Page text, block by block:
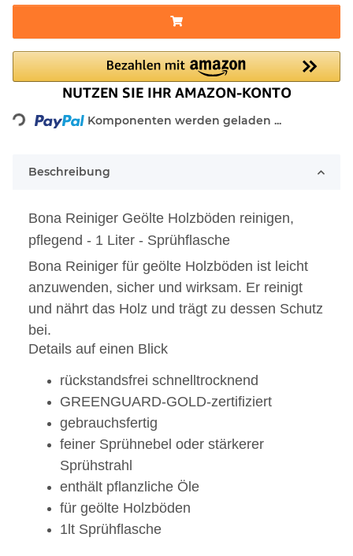
Loading... Komponenten werden geladen ...
Beschreibung
Bona Reiniger Geölte Holzböden reinigen,
pflegend - 1 Liter - Sprühflasche
Bona Reiniger für geölte Holzböden ist leicht
anzuwenden, sicher und wirksam. Er reinigt
und nährt das Holz und trägt zu dessen Schutz
bei.
Details auf einen Blick
rückstandsfrei schnelltrocknend
GREENGUARD-GOLD-zertifiziert
gebrauchsfertig
feiner Sprühnebel oder stärkerer
Sprühstrahl
enthält pflanzliche Öle
für geölte Holzböden
1lt Sprühflasche